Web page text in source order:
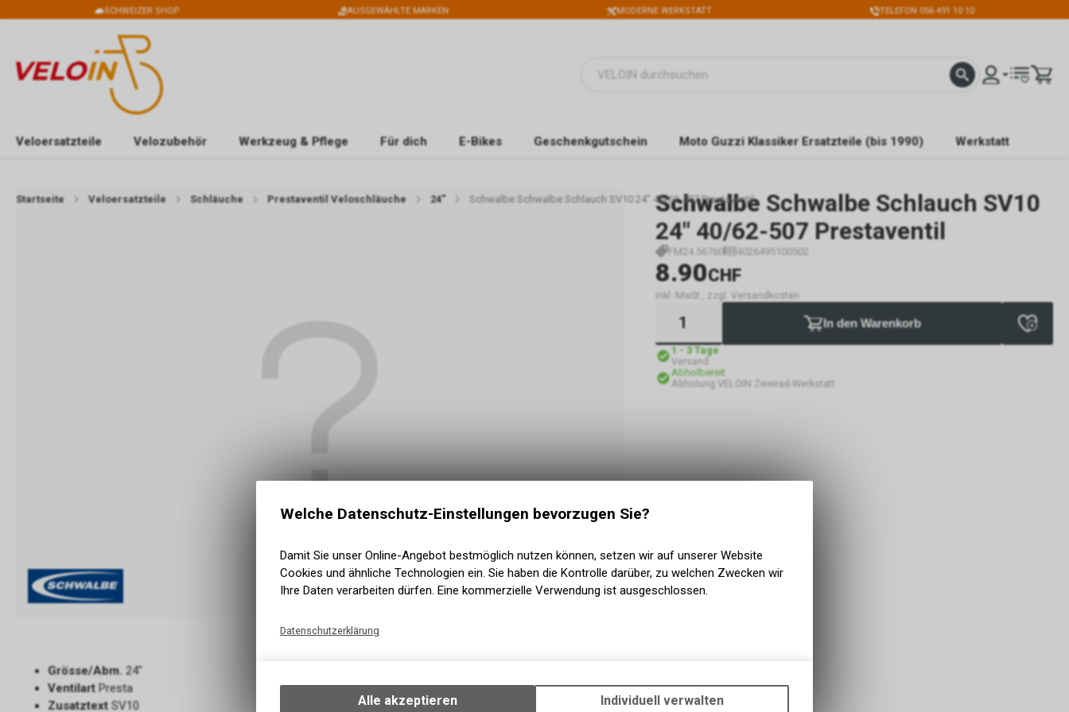
SCHWEIZER SHOP AUSGEWÄHLTE MARKEN MODERNE WERKSTATT TELEFON 056 491 10 10
Veloersatzteile Velozubehör Werkzeug & Pflege Für dich E-Bikes Geschenkgutschein Moto Guzzi Klassiker Ersatzteile (bis 1990) Werkstatt
Startseite Veloersatzteile Schläuche Prestaventil Veloschläuche 24" Schwalbe Schwalbe Schlauch SV10 24" 40/62-507 Prestaventil
Schwalbe Schwalbe Schlauch SV10
24" 40/62-507 Prestaventil
FM24.56760 4026495100502
8.90CHF
inkl. MwSt., zzgl. Versandkosten
In den Warenkorb
1 - 3 Tage
Versand
Abholbereit
Abholung VELOIN Zweirad-Werkstatt
Grösse/Abm. 24"
Ventilart Presta
Zusatztext SV10
Welche Datenschutz-Einstellungen bevorzugen Sie?
Damit Sie unser Online-Angebot bestmöglich nutzen können, setzen wir auf unserer Website
Cookies und ähnliche Technologien ein. Sie haben die Kontrolle darüber, zu welchen Zwecken wir
Ihre Daten verarbeiten dürfen. Eine kommerzielle Verwendung ist ausgeschlossen.
Datenschutzerklärung
Ihrem Gerät, um die grundlegenden Funktionen unseres Online-Angebots, wie die
Alle akzeptieren Individuell verwalten